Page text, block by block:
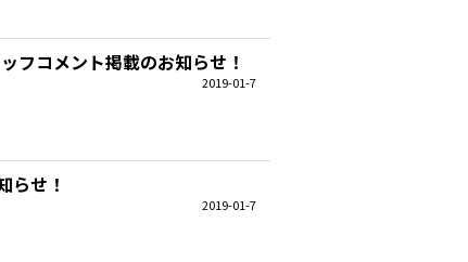
フコメント掲載のお知らせ！
2019-01-7
らせ！
2019-01-7